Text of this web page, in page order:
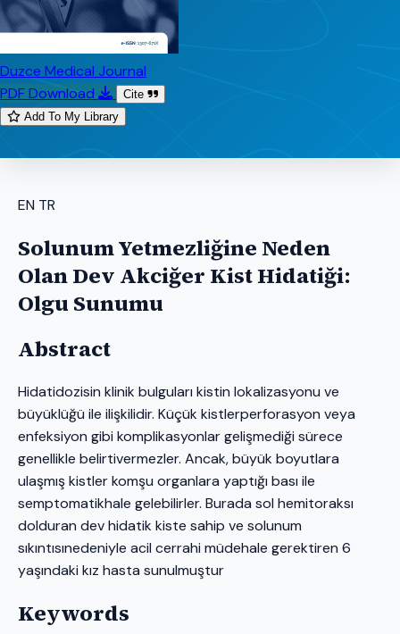
Duzce Medical Journal
PDF Download
Cite
Add To My Library
EN TR
Solunum Yetmezliğine Neden
Olan Dev Akciğer Kist Hidatiği:
Olgu Sunumu
Abstract
Hidatidozisin klinik bulguları kistin lokalizasyonu ve
büyüklüğü ile ilişkilidir. Küçük kistlerperforasyon veya
enfeksiyon gibi komplikasyonlar gelişmediği sürece
genellikle belirtivermezler. Ancak, büyük boyutlara
ulaşmış kistler komşu organlara yaptığı bası ile
semptomatikhale gelebilirler. Burada sol hemitoraksı
dolduran dev hidatik kiste sahip ve solunum
sıkıntısınedeniyle acil cerrahi müdehale gerektiren 6
yaşındaki kız hasta sunulmuştur
Keywords